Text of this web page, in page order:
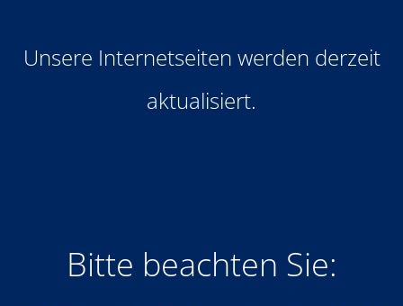
Unsere Internetseiten werden derzeit
aktualisiert.
Bitte beachten Sie: